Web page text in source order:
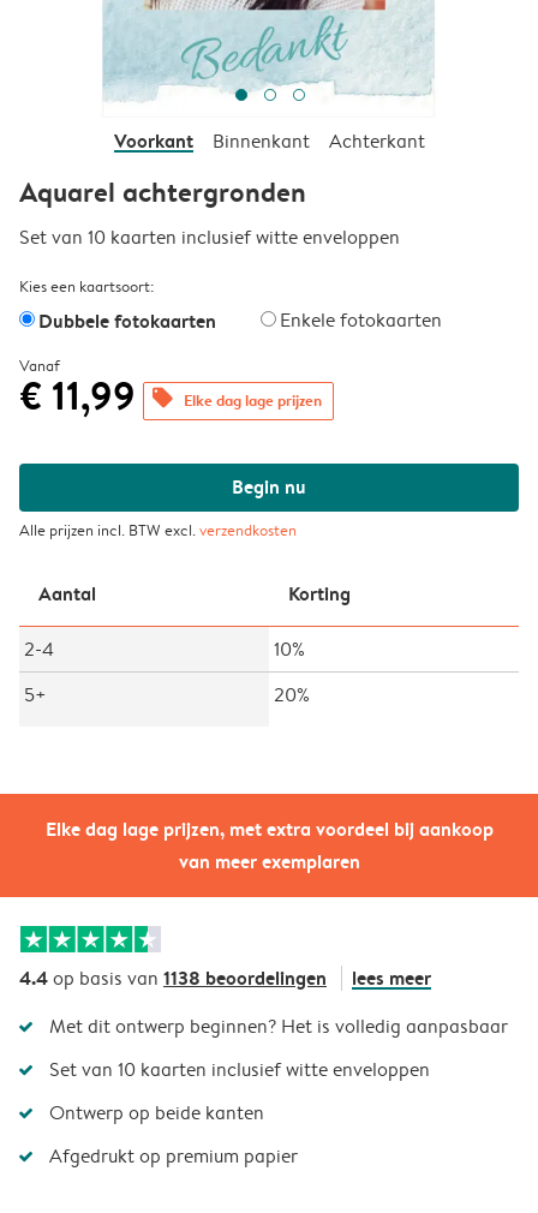
Elke dag lage prijzen, met extra voordeel bij aankoop
van meer exemplaren
Voorkant Binnenkant Achterkant
Aquarel achtergronden
Set van 10 kaarten inclusief witte enveloppen
Kies een kaartsoort:
Dubbele fotokaarten Enkele fotokaarten
Vanaf
€ 11,99 offers Elke dag lage prijzen
Begin nu
Alle prijzen incl. BTW excl.verzendkosten
Aantal Korting
2-4
10%
5+
20%
4.4op basis van 1138 beoordelingen lees meer
Met dit ontwerp beginnen? Het is volledig aanpasbaar
Set van 10 kaarten inclusief witte enveloppen
Ontwerp op beide kanten
Afgedrukt op premium papier